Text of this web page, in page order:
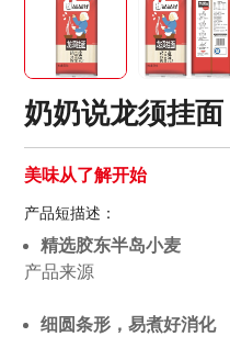
奶奶说龙须挂面
美味从了解开始
产品短描述：
精选胶东半岛小麦
产品来源
细圆条形，易煮好消化